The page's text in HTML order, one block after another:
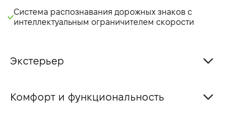
Система распознавания дорожных знаков с
интеллектуальным ограничителем скорости
Экстерьер
Комфорт и функциональность